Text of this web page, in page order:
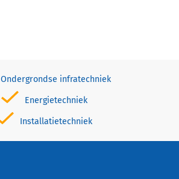
Ondergrondse infratechniek
Energietechniek
Installatietechniek